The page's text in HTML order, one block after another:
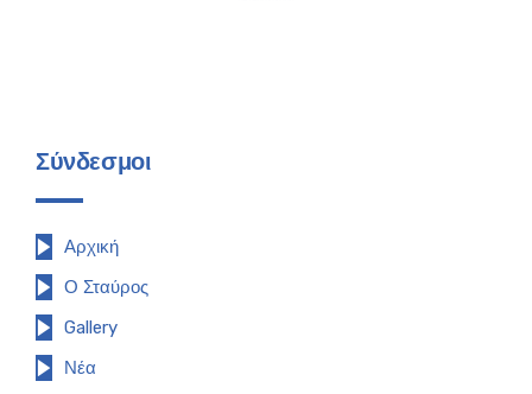
Σύνδεσμοι
Αρχική
Ο Σταύρος
Gallery
Νέα